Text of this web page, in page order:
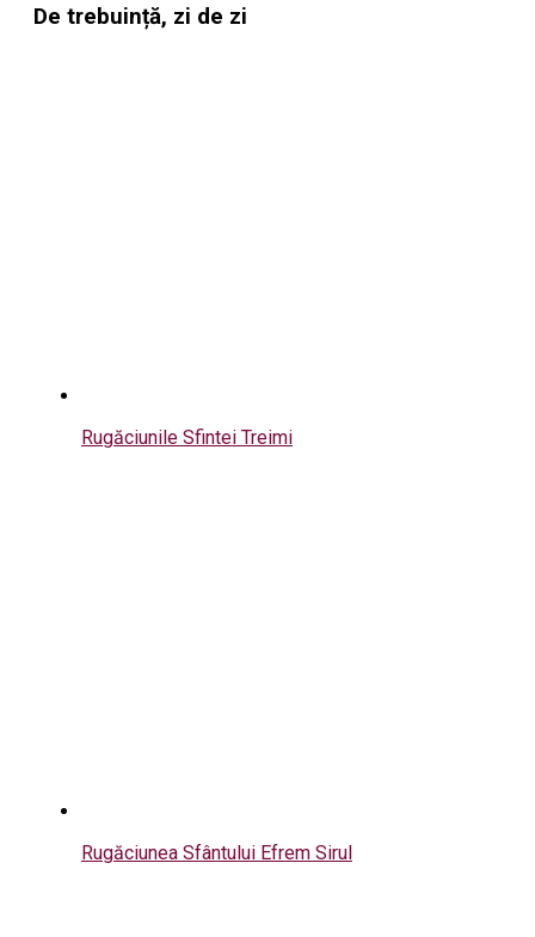
De trebuință, zi de zi
Rugăciunile Sfintei Treimi
Rugăciunea Sfântului Efrem Sirul